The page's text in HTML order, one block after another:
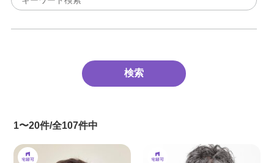
1〜20件/全107件中